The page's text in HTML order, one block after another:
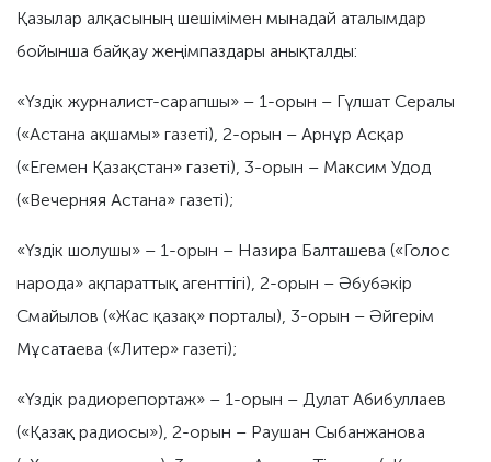
Қазылар алқасының шешімімен мынадай аталымдар
бойынша байқау жеңімпаздары анықталды:
«Үздік журналист-сарапшы» – 1-орын – Гүлшат Сералы
(«Астана ақшамы» газеті), 2-орын – Арнұр Асқар
(«Егемен Қазақстан» газеті), 3-орын – Максим Удод
(«Вечерняя Астана» газеті);
«Үздік шолушы» – 1-орын – Назира Балташева («Голос
народа» ақпараттық агенттігі), 2-орын – Әбубәкір
Смайылов («Жас қазақ» порталы), 3-орын – Әйгерім
Мұсатаева («Литер» газеті);
«Үздік радиорепортаж» – 1-орын – Дулат Абибуллаев
(«Қазақ радиосы»), 2-орын – Раушан Сыбанжанова